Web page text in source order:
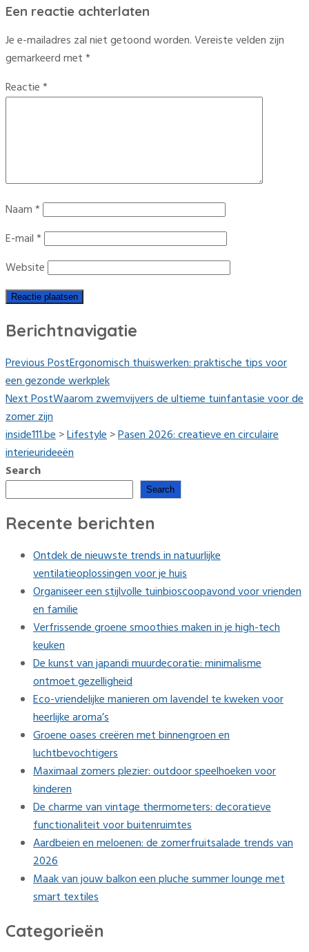
Een reactie achterlaten
Je e-mailadres zal niet getoond worden.Vereiste velden zijn
gemarkeerd met*
Reactie*
Naam*
E-mail*
Website
Berichtnavigatie
Previous PostErgonomisch thuiswerken: praktische tips voor
een gezonde werkplek
Next PostWaarom zwemvijvers de ultieme tuinfantasie voor de
zomer zijn
inside111.be>Lifestyle>Pasen 2026: creatieve en circulaire
interieurideeën
Search
Search
Recente berichten
Ontdek de nieuwste trends in natuurlijke
ventilatieoplossingen voor je huis
Organiseer een stijlvolle tuinbioscoopavond voor vrienden
en familie
Verfrissende groene smoothies maken in je high-tech
keuken
De kunst van japandi muurdecoratie: minimalisme
ontmoet gezelligheid
Eco-vriendelijke manieren om lavendel te kweken voor
heerlijke aroma’s
Groene oases creëren met binnengroen en
luchtbevochtigers
Maximaal zomers plezier: outdoor speelhoeken voor
kinderen
De charme van vintage thermometers: decoratieve
functionaliteit voor buitenruimtes
Aardbeien en meloenen: de zomerfruitsalade trends van
2026
Maak van jouw balkon een pluche summer lounge met
smart textiles
Categorieën